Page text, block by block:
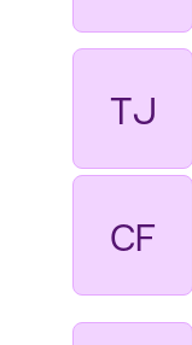
TJ
CF